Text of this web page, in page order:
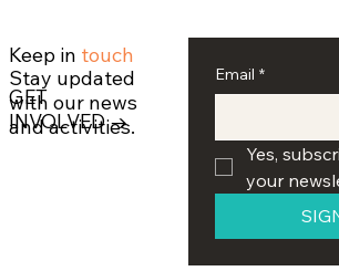
Email *
Yes,
your
GET
INVOLVED →
Stay updated
with our news
and activities.
Keep in touch